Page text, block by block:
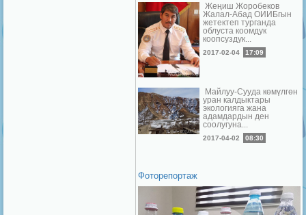
Жеңиш Жоробеков
Жалал-Абад ОИИБгын
жетектеп турганда
облуста коомдук
коопсуздук...
2017-02-04 17:09
Майлуу-Сууда көмүлгөн
уран калдыктары
экологияга жана
адамдардын ден
соолугуна...
2017-04-02 08:30
Фоторепортаж